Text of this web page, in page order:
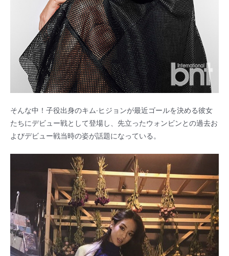
そんな中！子役出身のキム·ヒジョンが最近ゴールを決める彼女
たちにデビュー戦として登場し、先立ったウォンビンとの過去お
よびデビュー戦当時の姿が話題になっている。